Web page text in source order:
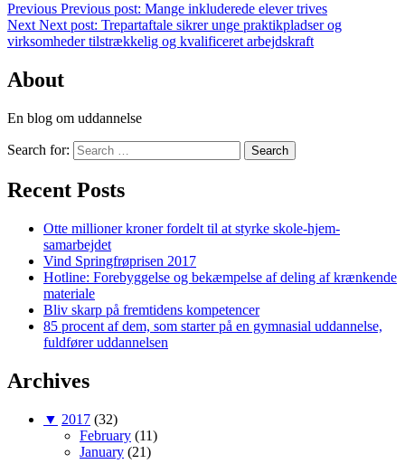
Previous Previous post: Mange inkluderede elever trives
Next Next post: Trepartaftale sikrer unge praktikpladser og
virksomheder tilstrækkelig og kvalificeret arbejdskraft
About
En blog om uddannelse
Search for: Search
Recent Posts
Otte millioner kroner fordelt til at styrke skole-hjem-
samarbejdet
Vind Springfrøprisen 2017
Hotline: Forebyggelse og bekæmpelse af deling af krænkende
materiale
Bliv skarp på fremtidens kompetencer
85 procent af dem, som starter på en gymnasial uddannelse,
fuldfører uddannelsen
Archives
▼ 2017 (32)
February (11)
January (21)